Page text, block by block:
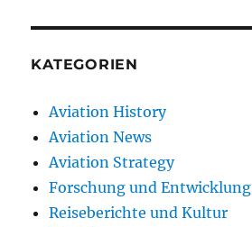
KATEGORIEN
Aviation History
Aviation News
Aviation Strategy
Forschung und Entwicklung
Reiseberichte und Kultur